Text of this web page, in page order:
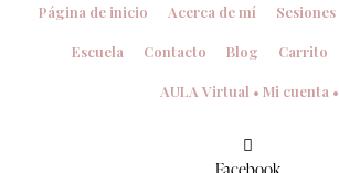
Página de inicio Acerca de mí Sesiones
Escuela Contacto Blog Carrito
AULA Virtual • Mi cuenta •